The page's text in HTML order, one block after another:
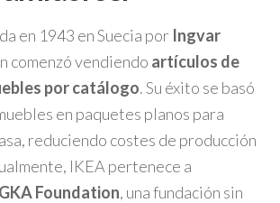
en 1943 en Suecia por Ingvar
comenzó vendiendo artículos de
por catálogo. Su éxito se basó
en paquetes planos para
reduciendo costes de producción
IKEA pertenece a
Foundation, una fundación sin